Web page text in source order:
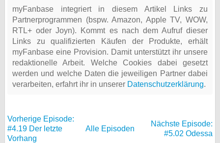
myFanbase integriert in diesem Artikel Links zu
Partnerprogrammen (bspw. Amazon, Apple TV, WOW,
RTL+ oder Joyn). Kommt es nach dem Aufruf dieser
Links zu qualifizierten Käufen der Produkte, erhält
myFanbase eine Provision. Damit unterstützt ihr unsere
redaktionelle Arbeit. Welche Cookies dabei gesetzt
werden und welche Daten die jeweiligen Partner dabei
verarbeiten, erfahrt ihr in unserer Datenschutzerklärung.
Vorherige Episode:
#4.19 Der letzte
Vorhang
Alle Episoden
Nächste Episode:
#5.02 Odessa